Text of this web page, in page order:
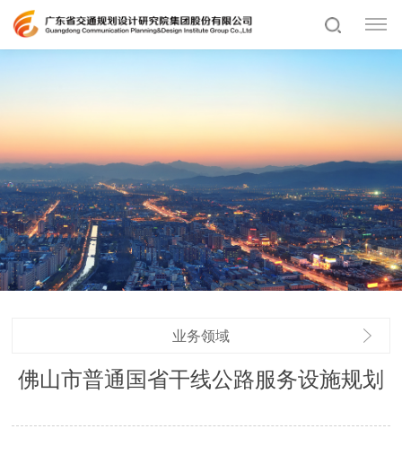
业务领域
佛山市普通国省干线公路服务设施规划